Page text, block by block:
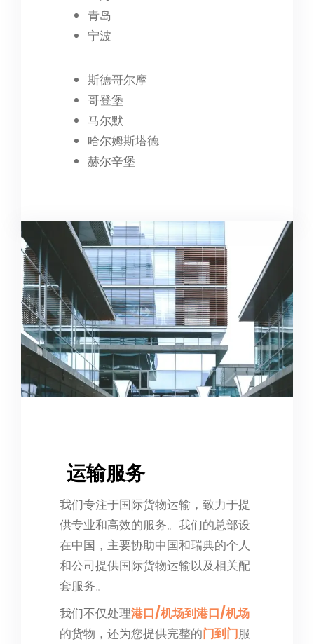
青岛
宁波
斯德哥尔摩
哥登堡
马尔默
哈尔姆斯塔德
赫尔辛堡
运输服务
我们专注于国际货物运输，致力于提
供专业和高效的服务。我们的总部设
在中国，主要协助中国和瑞典的个人
和公司提供国际货物运输以及相关配
套服务。
我们不仅处理港口/机场到港口/机场
的货物，还为您提供完整的门到门服